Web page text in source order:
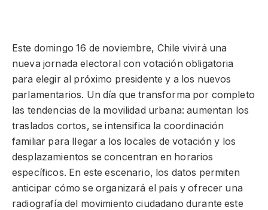
Este domingo 16 de noviembre, Chile vivirá una
nueva jornada electoral con votación obligatoria
para elegir al próximo presidente y a los nuevos
parlamentarios. Un día que transforma por completo
las tendencias de la movilidad urbana: aumentan los
traslados cortos, se intensifica la coordinación
familiar para llegar a los locales de votación y los
desplazamientos se concentran en horarios
específicos. En este escenario, los datos permiten
anticipar cómo se organizará el país y ofrecer una
radiografía del movimiento ciudadano durante este